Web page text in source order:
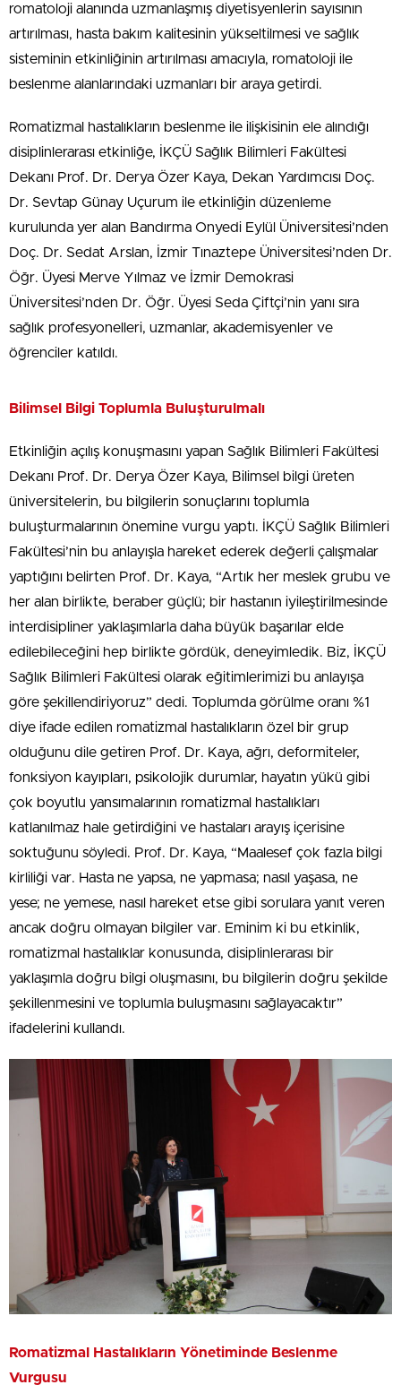
romatoloji alanında uzmanlaşmış diyetisyenlerin sayısının
artırılması, hasta bakım kalitesinin yükseltilmesi ve sağlık
sisteminin etkinliğinin artırılması amacıyla, romatoloji ile
beslenme alanlarındaki uzmanları bir araya getirdi.
Romatizmal hastalıkların beslenme ile ilişkisinin ele alındığı
disiplinlerarası etkinliğe, İKÇÜ Sağlık Bilimleri Fakültesi
Dekanı Prof. Dr. Derya Özer Kaya, Dekan Yardımcısı Doç.
Dr. Sevtap Günay Uçurum ile etkinliğin düzenleme
kurulunda yer alan Bandırma Onyedi Eylül Üniversitesi’nden
Doç. Dr. Sedat Arslan, İzmir Tınaztepe Üniversitesi’nden Dr.
Öğr. Üyesi Merve Yılmaz ve İzmir Demokrasi
Üniversitesi’nden Dr. Öğr. Üyesi Seda Çiftçi’nin yanı sıra
sağlık profesyonelleri, uzmanlar, akademisyenler ve
öğrenciler katıldı.
Bilimsel Bilgi Toplumla Buluşturulmalı
Etkinliğin açılış konuşmasını yapan Sağlık Bilimleri Fakültesi
Dekanı Prof. Dr. Derya Özer Kaya, Bilimsel bilgi üreten
üniversitelerin, bu bilgilerin sonuçlarını toplumla
buluşturmalarının önemine vurgu yaptı. İKÇÜ Sağlık Bilimleri
Fakültesi’nin bu anlayışla hareket ederek değerli çalışmalar
yaptığını belirten Prof. Dr. Kaya, “Artık her meslek grubu ve
her alan birlikte, beraber güçlü; bir hastanın iyileştirilmesinde
interdisipliner yaklaşımlarla daha büyük başarılar elde
edilebileceğini hep birlikte gördük, deneyimledik. Biz, İKÇÜ
Sağlık Bilimleri Fakültesi olarak eğitimlerimizi bu anlayışa
göre şekillendiriyoruz” dedi. Toplumda görülme oranı %1
diye ifade edilen romatizmal hastalıkların özel bir grup
olduğunu dile getiren Prof. Dr. Kaya, ağrı, deformiteler,
fonksiyon kayıpları, psikolojik durumlar, hayatın yükü gibi
çok boyutlu yansımalarının romatizmal hastalıkları
katlanılmaz hale getirdiğini ve hastaları arayış içerisine
soktuğunu söyledi. Prof. Dr. Kaya, “Maalesef çok fazla bilgi
kirliliği var. Hasta ne yapsa, ne yapmasa; nasıl yaşasa, ne
yese; ne yemese, nasıl hareket etse gibi sorulara yanıt veren
ancak doğru olmayan bilgiler var. Eminim ki bu etkinlik,
romatizmal hastalıklar konusunda, disiplinlerarası bir
yaklaşımla doğru bilgi oluşmasını, bu bilgilerin doğru şekilde
şekillenmesini ve toplumla buluşmasını sağlayacaktır”
ifadelerini kullandı.
Romatizmal Hastalıkların Yönetiminde Beslenme
Vurgusu